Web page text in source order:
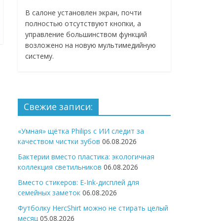
В салоне установлен экран, почти
полностью отсутствуют кнопки, а
управление большинством функций
возложено на новую мультимедийную
систему.
Свежие записи:
«Умная» щётка Philips с ИИ следит за
качеством чистки зубов 06.08.2026
Бактерии вместо пластика: экологичная
коллекция светильников 06.08.2026
Вместо стикеров: E-Ink-дисплей для
семейных заметок 06.08.2026
Футболку HercShirt можно не стирать целый
месяц 05.08.2026